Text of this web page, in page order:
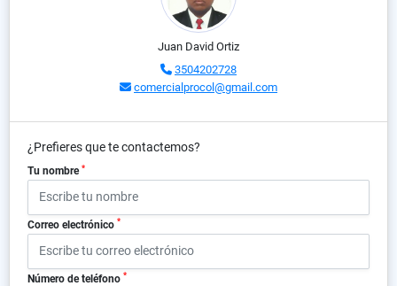
Juan David Ortiz
3504202728
comercialprocol@gmail.com
¿Prefieres que te contactemos?
Tu nombre *
Correo electrónico *
Número de teléfono *